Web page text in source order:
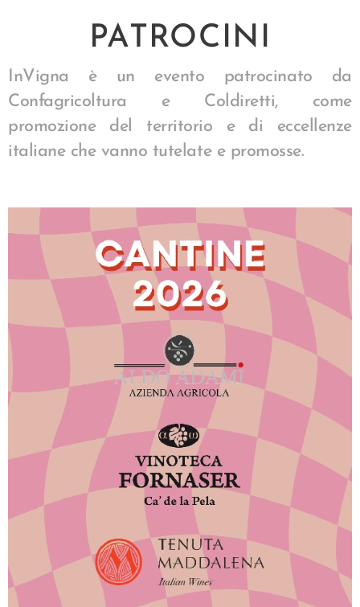
PATROCINI
InVigna è un evento patrocinato da
Confagricoltura e Coldiretti, come
promozione del territorio e di eccellenze
italiane che vanno tutelate e promosse.